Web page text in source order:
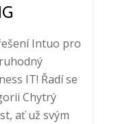
Intuo pro
IT! Řadí se
Chytrý
ať už svým